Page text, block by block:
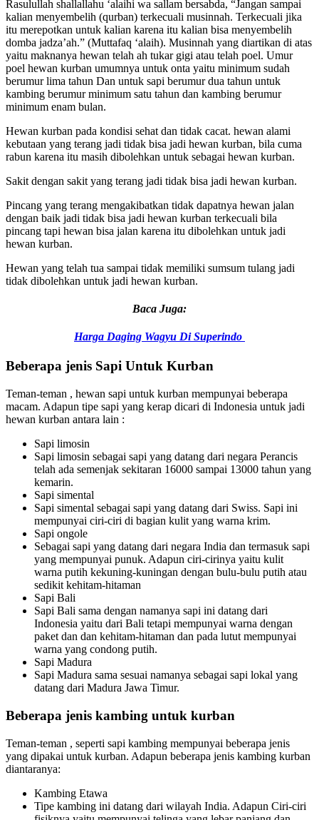
Rasulullah shallallahu ‘alaihi wa sallam bersabda, “Jangan sampai
kalian menyembelih (qurban) terkecuali musinnah. Terkecuali jika
itu merepotkan untuk kalian karena itu kalian bisa menyembelih
domba jadza’ah.” (Muttafaq ‘alaih). Musinnah yang diartikan di atas
yaitu maknanya hewan telah ah tukar gigi atau telah poel. Umur
poel hewan kurban umumnya untuk onta yaitu minimum sudah
berumur lima tahun Dan untuk sapi berumur dua tahun untuk
kambing berumur minimum satu tahun dan kambing berumur
minimum enam bulan.
Hewan kurban pada kondisi sehat dan tidak cacat. hewan alami
kebutaan yang terang jadi tidak bisa jadi hewan kurban, bila cuma
rabun karena itu masih dibolehkan untuk sebagai hewan kurban.
Sakit dengan sakit yang terang jadi tidak bisa jadi hewan kurban.
Pincang yang terang mengakibatkan tidak dapatnya hewan jalan
dengan baik jadi tidak bisa jadi hewan kurban terkecuali bila
pincang tapi hewan bisa jalan karena itu dibolehkan untuk jadi
hewan kurban.
Hewan yang telah tua sampai tidak memiliki sumsum tulang jadi
tidak dibolehkan untuk jadi hewan kurban.
Baca Juga:
Harga Daging Wagyu Di Superindo
Beberapa jenis Sapi Untuk Kurban
Teman-teman , hewan sapi untuk kurban mempunyai beberapa
macam. Adapun tipe sapi yang kerap dicari di Indonesia untuk jadi
hewan kurban antara lain :
Sapi limosin
Sapi limosin sebagai sapi yang datang dari negara Perancis
telah ada semenjak sekitaran 16000 sampai 13000 tahun yang
kemarin.
Sapi simental
Sapi simental sebagai sapi yang datang dari Swiss. Sapi ini
mempunyai ciri-ciri di bagian kulit yang warna krim.
Sapi ongole
Sebagai sapi yang datang dari negara India dan termasuk sapi
yang mempunyai punuk. Adapun ciri-cirinya yaitu kulit
warna putih kekuning-kuningan dengan bulu-bulu putih atau
sedikit kehitam-hitaman
Sapi Bali
Sapi Bali sama dengan namanya sapi ini datang dari
Indonesia yaitu dari Bali tetapi mempunyai warna dengan
paket dan dan kehitam-hitaman dan pada lutut mempunyai
warna yang condong putih.
Sapi Madura
Sapi Madura sama sesuai namanya sebagai sapi lokal yang
datang dari Madura Jawa Timur.
Beberapa jenis kambing untuk kurban
Teman-teman , seperti sapi kambing mempunyai beberapa jenis
yang dipakai untuk kurban. Adapun beberapa jenis kambing kurban
diantaranya:
Kambing Etawa
Tipe kambing ini datang dari wilayah India. Adapun Ciri-ciri